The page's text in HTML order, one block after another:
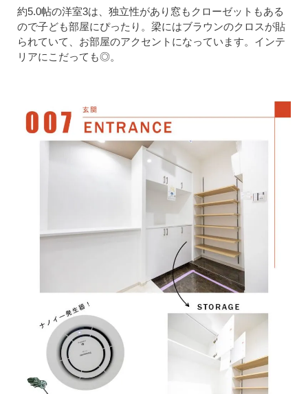
約5.0帖の洋室3は、独立性があり窓もクローゼットもある
ので子ども部屋にぴったり。梁にはブラウンのクロスが貼
られていて、お部屋のアクセントになっています。インテ
リアにこだっても◎。